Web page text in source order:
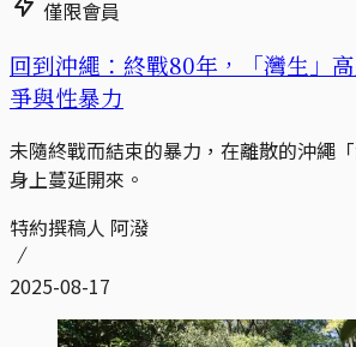
僅限會員
回到沖繩：終戰80年，「灣生」
爭與性暴力
未隨終戰而結束的暴力，在離散的沖繩
身上蔓延開來。
特約撰稿人 阿潑
2025-08-17